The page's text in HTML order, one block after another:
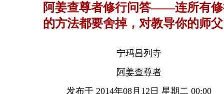
阿姜查尊者修行问答——连所有
的方法都要舍掉，对教导你的师
宁玛昌列寺
阿姜查尊者
发布于 2014年08月12日 星期二 00:00